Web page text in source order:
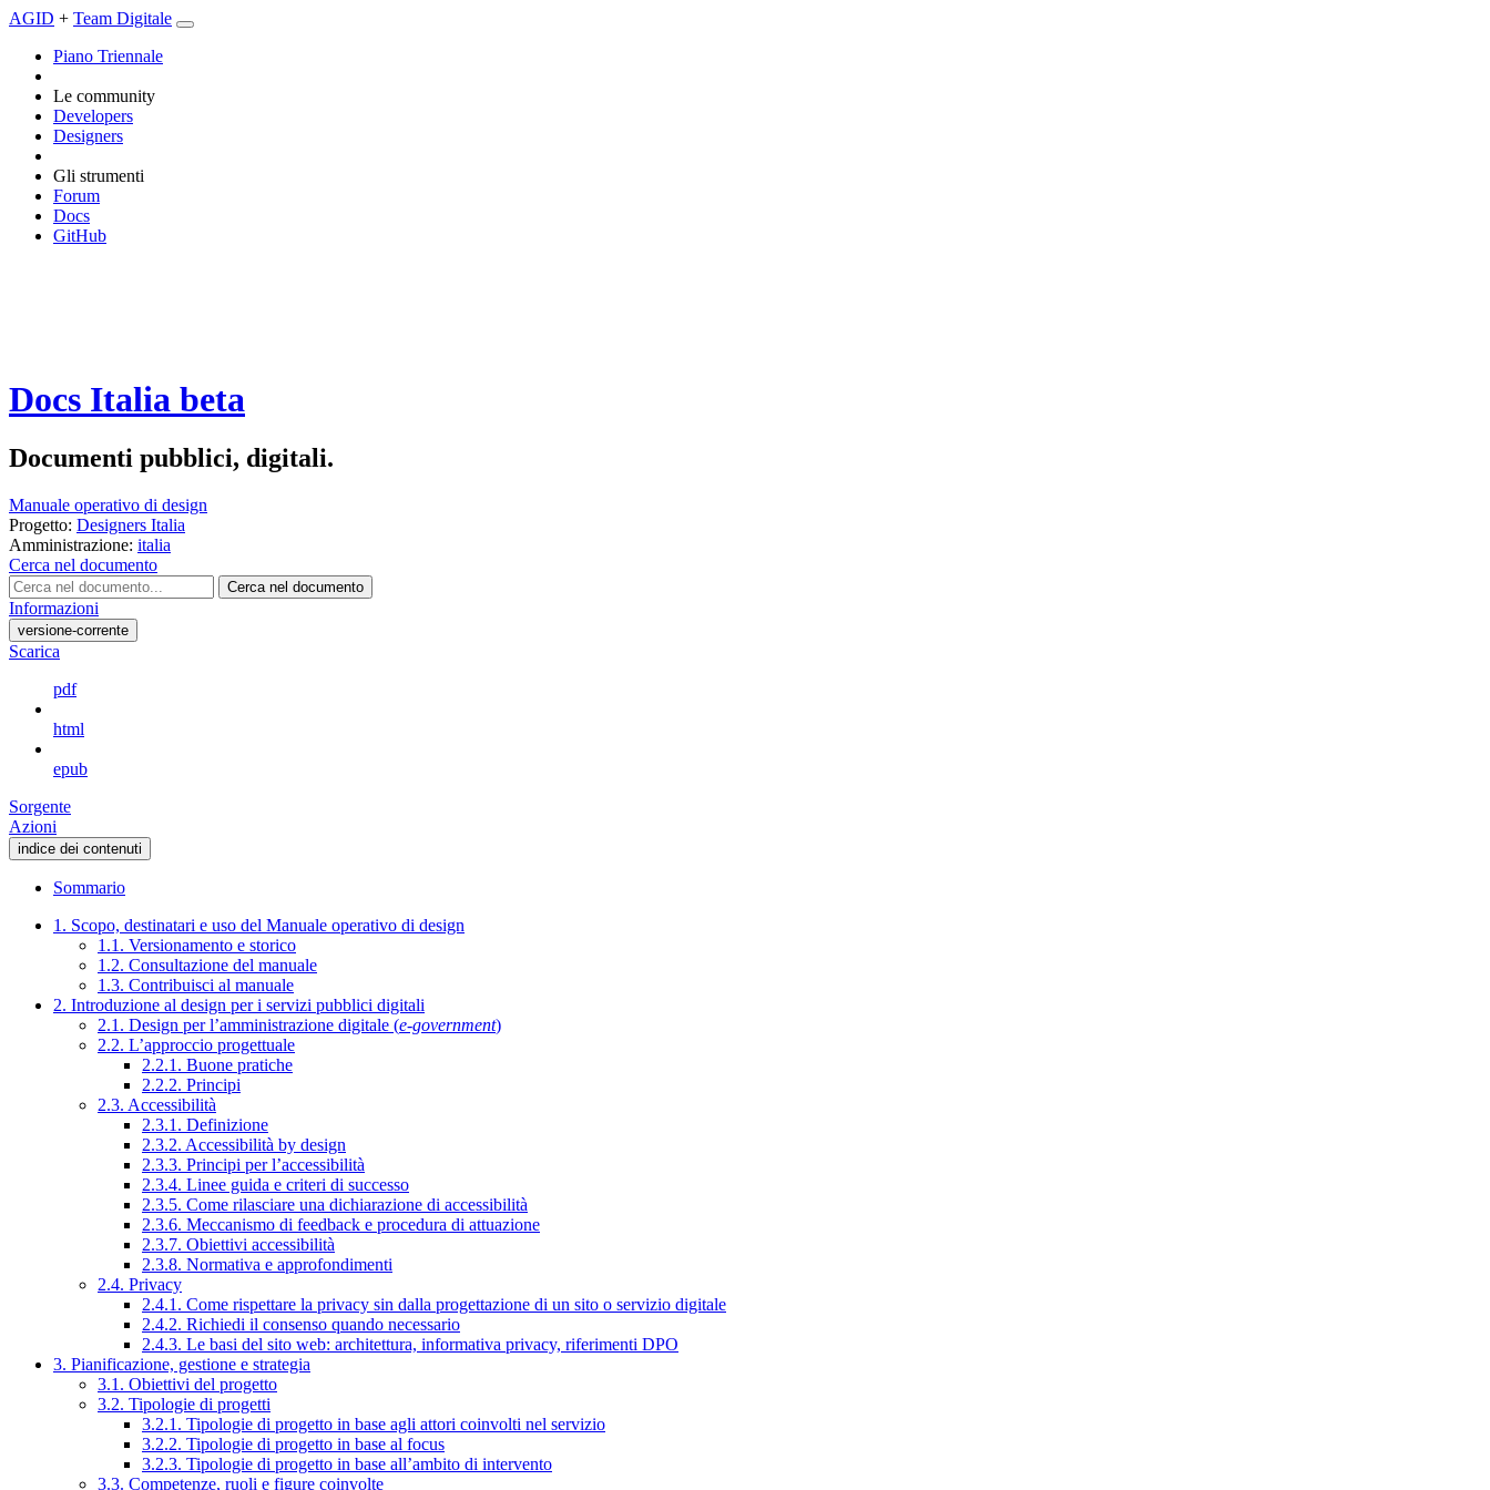
AGID + Team Digitale
Piano Triennale
Le community
Developers
Designers
Gli strumenti
Forum
Docs
GitHub
Docs Italia beta
Documenti pubblici, digitali.
Manuale operativo di design
Progetto: Designers Italia
Amministrazione: italia
Cerca nel documento
Cerca nel documento
Informazioni
versione-corrente
Scarica
pdf
html
epub
Sorgente
Azioni
indice dei contenuti
Sommario
1. Scopo, destinatari e uso del Manuale operativo di design
1.1. Versionamento e storico
1.2. Consultazione del manuale
1.3. Contribuisci al manuale
2. Introduzione al design per i servizi pubblici digitali
2.1. Design per l’amministrazione digitale (e-government)
2.2. L’approccio progettuale
2.2.1. Buone pratiche
2.2.2. Principi
2.3. Accessibilità
2.3.1. Definizione
2.3.2. Accessibilità by design
2.3.3. Principi per l’accessibilità
2.3.4. Linee guida e criteri di successo
2.3.5. Come rilasciare una dichiarazione di accessibilità
2.3.6. Meccanismo di feedback e procedura di attuazione
2.3.7. Obiettivi accessibilità
2.3.8. Normativa e approfondimenti
2.4. Privacy
2.4.1. Come rispettare la privacy sin dalla progettazione di un sito o servizio digitale
2.4.2. Richiedi il consenso quando necessario
2.4.3. Le basi del sito web: architettura, informativa privacy, riferimenti DPO
3. Pianificazione, gestione e strategia
3.1. Obiettivi del progetto
3.2. Tipologie di progetti
3.2.1. Tipologie di progetto in base agli attori coinvolti nel servizio
3.2.2. Tipologie di progetto in base al focus
3.2.3. Tipologie di progetto in base all’ambito di intervento
3.3. Competenze, ruoli e figure coinvolte